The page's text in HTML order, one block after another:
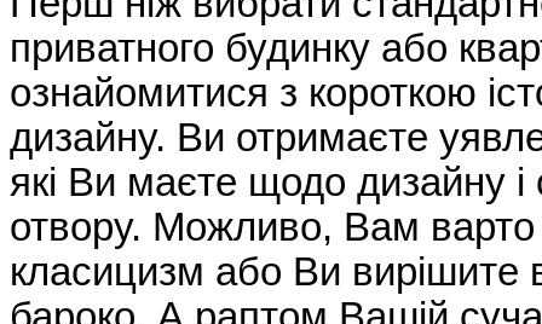
приватного будинку або
ознайомитися з короткою
дизайну. Ви отримаєте
які Ви маєте щодо дизайну
отвору. Можливо, Вам варто
класицизм або Ви вирішите